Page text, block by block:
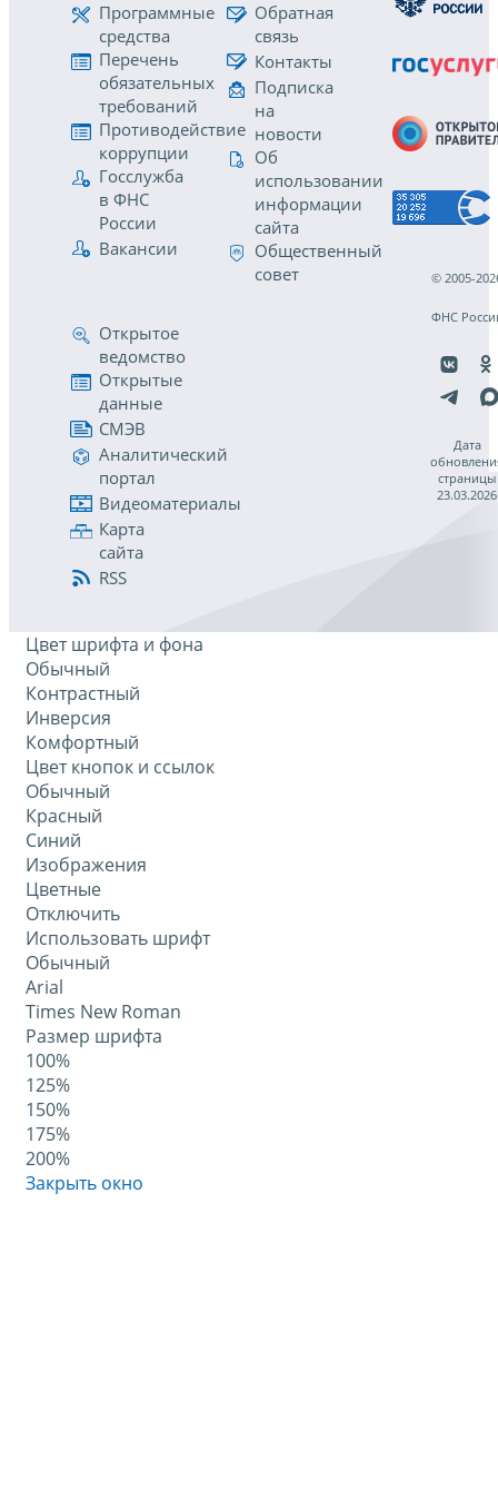
Программные
средства
Перечень
обязательных
требований
Противодействие
коррупции
Госслужба
в ФНС
России
Вакансии
Обратная
связь
Контакты
Подписка
на
новости
Об
использовании
информации
сайта
Общественный
совет
Открытое
ведомство
Открытые
данные
СМЭВ
Аналитический
портал
Видеоматериалы
Карта
сайта
RSS
© 2005-
ФНС
Дата
страницы
23.03.2026
Цвет шрифта и фона
Обычный
Контрастный
Инверсия
Комфортный
Цвет кнопок и ссылок
Обычный
Красный
Синий
Изображения
Цветные
Отключить
Использовать шрифт
Обычный
Arial
Times New Roman
Размер шрифта
100%
125%
150%
175%
200%
Закрыть окно